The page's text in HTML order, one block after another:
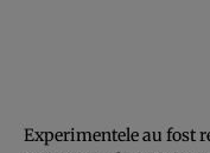
Experimentele au fost